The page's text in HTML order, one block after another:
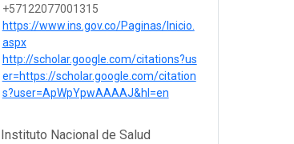
+57122077001315
https://www.ins.gov.co/Paginas/Inicio.
aspx
http://scholar.google.com/citations?us
er=https://scholar.google.com/citation
s?user=ApWpYpwAAAAJ&hl=en
Instituto Nacional de Salud